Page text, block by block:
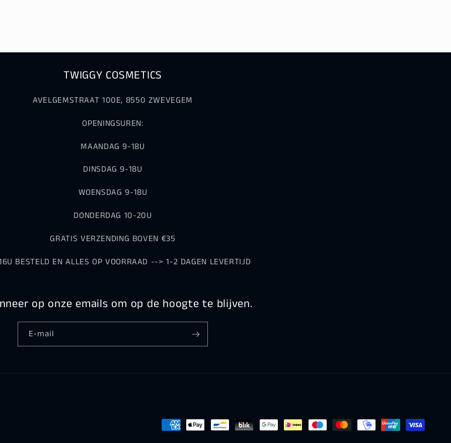
TWIGGY COSMETICS
AVELGEMSTRAAT 100E, 8550 ZWEVEGEM
OPENINGSUREN:
MAANDAG 9-18U
DINSDAG 9-18U
WOENSDAG 9-18U
DONDERDAG 10-20U
GRATIS VERZENDING BOVEN €35
BESTELD EN ALLES OP VOORRAAD --> 1-2 DAGEN LEVERTIJD
op onze emails om op de hoogte te blijven.
E‑mail
Betaalmethoden